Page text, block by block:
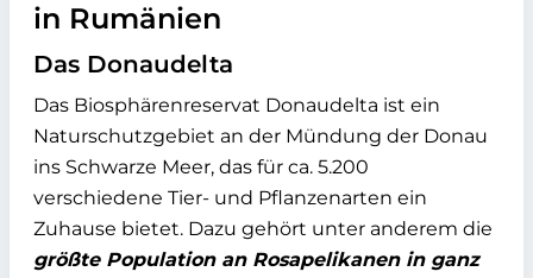
in Rumänien
Das Donaudelta
Das Biosphärenreservat Donaudelta ist ein
Naturschutzgebiet an der Mündung der Donau
ins Schwarze Meer, das für ca. 5.200
verschiedene Tier- und Pflanzenarten ein
Zuhause bietet. Dazu gehört unter anderem die
größte Population an Rosapelikanen in ganz